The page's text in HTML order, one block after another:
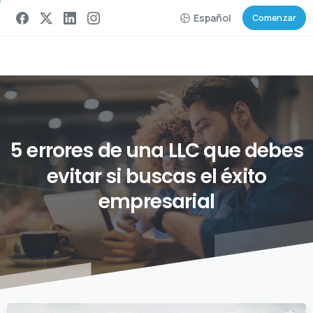
Español Comenzar
5errores de unaLLCquedebes
evitarsibuscaseléxito
empresarial